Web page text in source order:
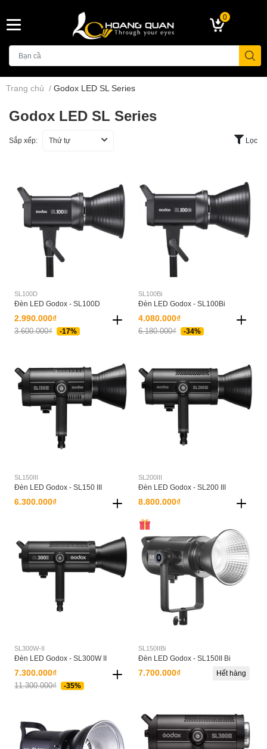
0
Trang chủ / Godox LED SL Series
Godox LED SL Series
Sắp xếp: Thứ tự Lọc
SL100D
Đèn LED Godox - SL100D
2.990.000₫
3.600.000₫ -17%
SL100Bi
Đèn LED Godox - SL100Bi
4.080.000₫
6.180.000₫ -34%
SL150III
Đèn LED Godox - SL150 III
6.300.000₫
SL200III
Đèn LED Godox - SL200 III
8.800.000₫
SL300W-II
Đèn LED Godox - SL300W II
7.300.000₫
11.300.000₫ -35%
SL150IIBi
Đèn LED Godox - SL150II Bi
7.700.000₫ Hết hàng